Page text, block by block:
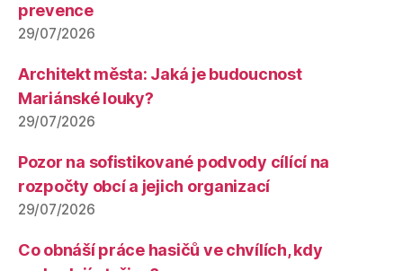
prevence
29/07/2026
Architekt města: Jaká je budoucnost
Mariánské louky?
29/07/2026
Pozor na sofistikované podvody cílící na
rozpočty obcí a jejich organizací
29/07/2026
Co obnáší práce hasičů ve chvílích, kdy